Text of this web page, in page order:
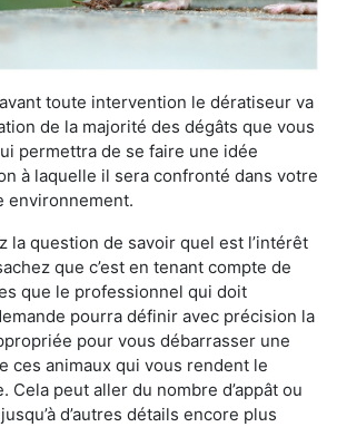
toute intervention le dératiseur va
de la majorité des dégâts que vous
permettra de se faire une idée
à laquelle il sera confronté dans votre
environnement.
la question de savoir quel est l’intérêt
que c’est en tenant compte de
que le professionnel qui doit
pourra définir avec précision la
pour vous débarrasser une
ces animaux qui vous rendent le
Cela peut aller du nombre d’appât ou
d’autres détails encore plus